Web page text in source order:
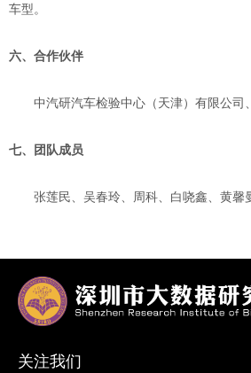
车型。
六、合作伙伴
中汽研汽车检验中心（天津）有限公司
七、团队成员
张莲民、吴春玲、周科、白哓鑫、黄馨
关注我们